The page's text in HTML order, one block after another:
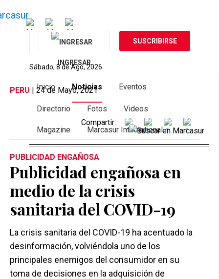
INGRESAR
SUSCRIBIRSE
Sábado, 8 de Ago, 2026
Inicio Noticias Eventos
Directorio Fotos Videos
Magazine Marcasur International
PERU | 24 de Mayo, 2021
Compartir:
PUBLICIDAD ENGAÑOSA
Publicidad engañosa en
medio de la crisis
sanitaria del COVID-19
La crisis sanitaria del COVID-19 ha acentuado la
desinformación, volviéndola uno de los
principales enemigos del consumidor en su
toma de decisiones en la adquisición de